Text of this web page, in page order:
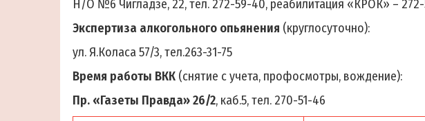
Н/О №6 Чигладзе, 22, тел. 272-59-40, реабилитация «КРОК» –
Экспертиза алкогольного опьянения (круглосуточно):
ул. Я.Коласа 57/3, тел.263-31-75
Время работы ВКК (снятие с учета, профосмотры, вождение):
Пр. «Газеты Правда» 26/2, каб.5, тел. 270-51-46